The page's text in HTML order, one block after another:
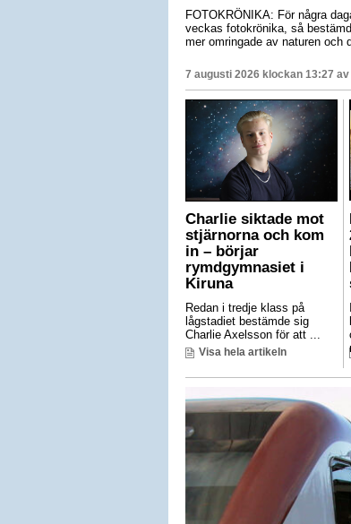
FOTOKRÖNIKA: För några
veckas fotokrönika, så
mer omringade av naturen och
7 augusti 2026 klockan 13:27 av
Charlie siktade mot
stjärnorna och kom
in – börjar
rymdgymnasiet i
Kiruna
Redan i tredje klass på
lågstadiet bestämde sig
Charlie Axelsson för att ...
Visa hela artikeln